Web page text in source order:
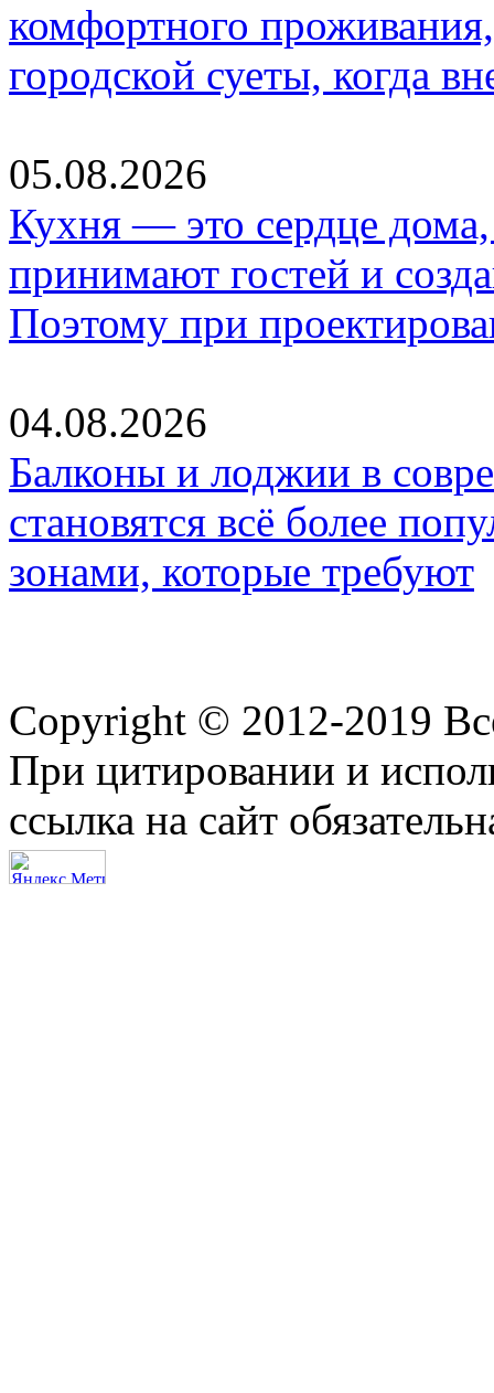
комфортного
городской суеты, когда
05.08.2026
Кухня — это сердце дома,
принимают гостей и
Поэтому при
04.08.2026
Балконы и лоджии в
становятся всё более
зонами, которые требуют
Copyright © 2012-2019
При цитировании и
ссылка на сайт